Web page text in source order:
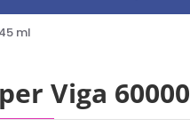
ml
Viga